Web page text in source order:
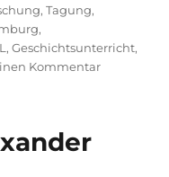
,Tagung,
,
,Geschichtsunterricht,
Kommentarzu